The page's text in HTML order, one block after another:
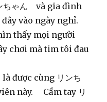
ちゃん và gia đình
vào ngày nghỉ.
thấy mọi người
chơi mà tim tôi đau
được cùng リンち
này. Cầm tay リ